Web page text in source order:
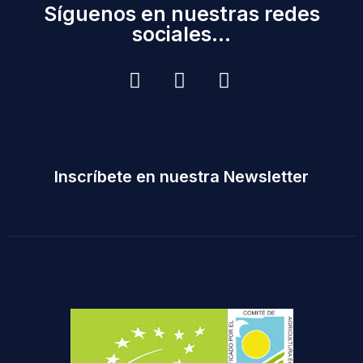
Síguenos en nuestras redes
sociales...
Inscríbete en nuestra Newsletter